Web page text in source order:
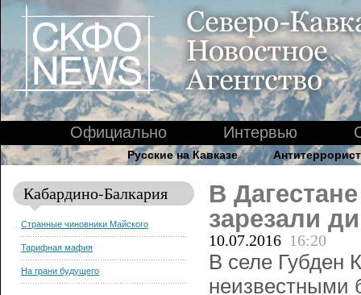
Официально Интервью
Русские на Кавказе
Кабардино-Балкария
Странные чиновники Майского
Тарифная мафия
На грани будущего
В
зарезали
10.07.2016 16:20
В селе Губден
неизвестными